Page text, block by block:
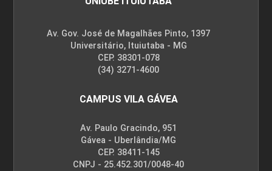
10h
Lipoaspirações
Av. Gov. José de Magalhães Pinto, 1397
Universitário, Ituiutaba - MG
CEP. 38301-078
(34) 3271-4600
CAMPUS VILA GÁVEA
Av. Paulo Gracindo, 951
Gávea - Uberlândia/MG
CEP. 38411-145
CNPJ - 25.452.301/0048-40